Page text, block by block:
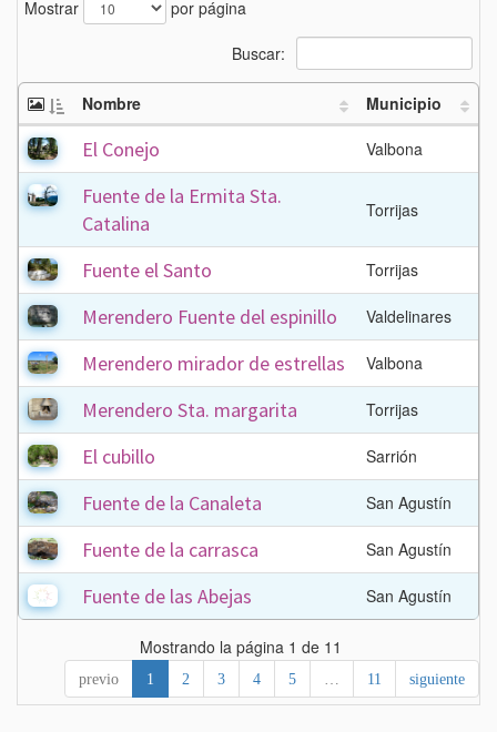
Mostrar por página
Buscar:
Nombre Municipio
El Conejo Valbona
Fuente de la Ermita Sta.
Catalina
Torrijas
Fuente el Santo Torrijas
Merendero Fuente del espinillo Valdelinares
Merendero mirador de estrellas Valbona
Merendero Sta. margarita Torrijas
El cubillo Sarrión
Fuente de la Canaleta San Agustín
Fuente de la carrasca San Agustín
Fuente de las Abejas San Agustín
Mostrando la página 1 de 11
previo 1 2 3 4 5 11 siguiente